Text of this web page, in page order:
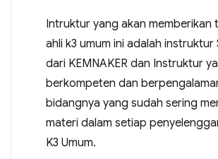
Intruktur yang akan memberikan
ahli k3 umum ini adalah instruktur
dari KEMNAKER dan Instruktur
berkompeten dan
bidangnya yang sudah sering
materi dalam setiap
K3 Umum.